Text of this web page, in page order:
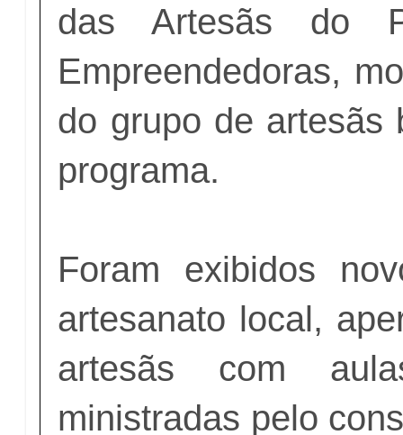
das Artesãs do
Empreendedoras,
do grupo de artesãs
programa.
Foram exibidos
artesanato local,
artesãs com
ministradas pelo